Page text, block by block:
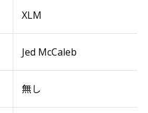
XLM
Jed McCaleb
無し